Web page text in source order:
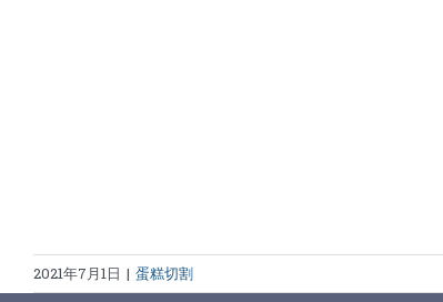
2021年7月1日 | 蛋糕切割